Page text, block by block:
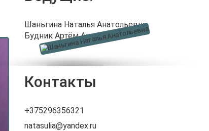
Шаньгина Наталья Анатольевна,
Будник Артём Андреевич
Контакты
+375296356321
natasulia@yandex.ru